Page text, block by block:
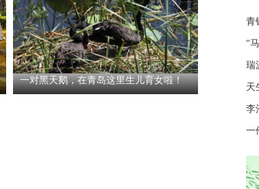
一对黑天鹅，在青岛这里生儿育女啦！